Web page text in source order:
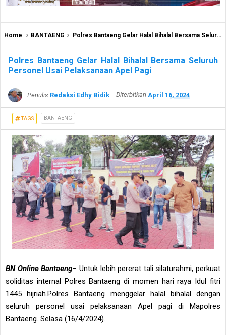
Home BANTAENG Polres Bantaeng Gelar Halal Bihalal Bersama Seluruh Personel Usai Pelaksanaan Apel Pagi
Polres Bantaeng Gelar Halal Bihalal Bersama Seluruh
Personel Usai Pelaksanaan Apel Pagi
Penulis Redaksi Edhy Bidik Diterbitkan April 16, 2024
TAGS BANTAENG
BN Online Bantaeng– Untuk lebih pererat tali silaturahmi, perkuat
soliditas internal Polres Bantaeng di momen hari raya Idul fitri
1445 hijriah.Polres Bantaeng menggelar halal bihalal dengan
seluruh personel usai pelaksanaan Apel pagi di Mapolres
Bantaeng. Selasa (16/4/2024).